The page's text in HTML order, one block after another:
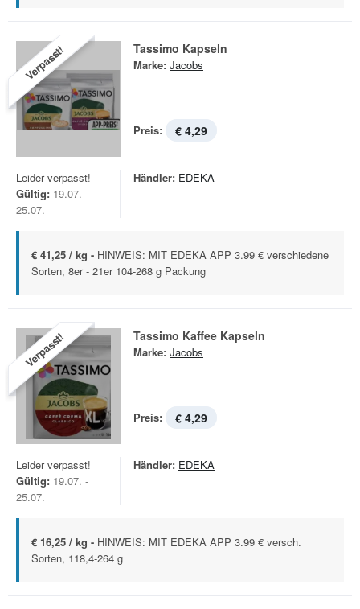
Verpasst! Tassimo Kapseln
Marke: Jacobs
Preis: € 4,29
Leider verpasst!
Gültig: 19.07. -
25.07.
Händler: EDEKA
€ 41,25 / kg - HINWEIS: MIT EDEKA APP 3.99 € verschiedene
Sorten, 8er - 21er 104-268 g Packung
Verpasst! Tassimo Kaffee Kapseln
Marke: Jacobs
Preis: € 4,29
Leider verpasst!
Gültig: 19.07. -
25.07.
Händler: EDEKA
€ 16,25 / kg - HINWEIS: MIT EDEKA APP 3.99 € versch.
Sorten, 118,4-264 g